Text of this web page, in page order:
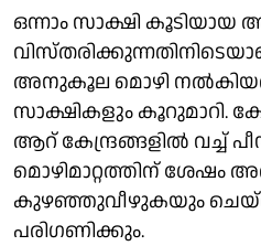
ഒന്നാം സാക്ഷി കൂടിയായ
അനുകൂല മൊഴി നൽകിയത്.
സാക്ഷികളും കൂറുമാറി.
ആറ് കേന്ദ്രങ്ങളിൽ വച്ച്
മൊഴിമാറ്റത്തിന് ശേഷം
കുഴഞ്ഞുവീഴുകയും
പരിഗണിക്കും.